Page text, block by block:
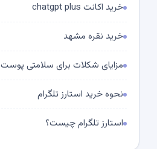
خرید اکانت chatgpt plus
خرید نقره مشهد
مزایای شکلات برای سلامتی پوست
نحوه خرید استارز تلگرام
استارز تلگرام چیست؟